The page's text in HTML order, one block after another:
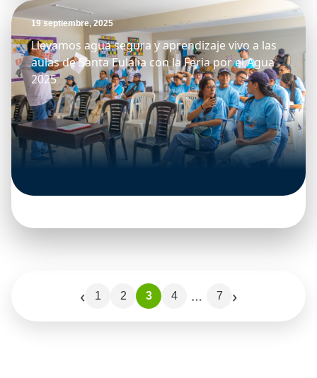
19 septiembre, 2025
Llevamos agua segura y aprendizaje vivo a las
aulas de Santa Eulalia con la Feria por el Agua
2025
‹ 1 2 3 4 … 7 ›